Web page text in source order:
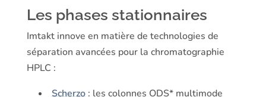
Les phases stationnaires
Imtakt innove en matière de technologies de
séparation avancées pour la chromatographie
HPLC :
Scherzo: les colonnes ODS* multimode